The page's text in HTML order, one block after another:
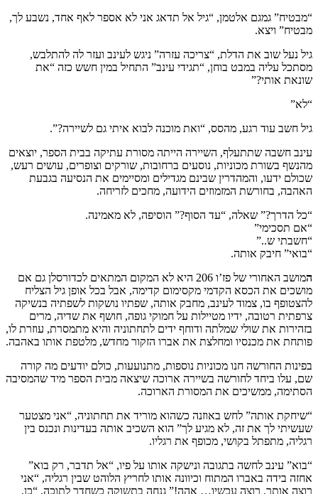
“מבטיח” גמגם אלטמן, “גיל אל תדאג אני לא אספר לאף אחד, נשבע לך,
מבטיח” ויצא.
גיל נעל שוב את הדלת, “צריכה עזרה” ניגש לעינב ועזר לה להתלבש,
מסתכל עליה במבט בוחן, “תגידי עינב” התחיל במין חשש כזה “את
שונאת אותי?”
“לא”
גיל חשב עוד רגע, מהסס, “ואת מוכנה לבוא איתי גם לשיירה?”.
עינב חשבה שתתעלף, השיירה הייתה מסורת עתיקה בבית הספר, יוצאים
מהנשף בשורת מכוניות, נוסעים ברחובות, שורקים וצופרים, עושים רעש,
שכולם ידעו, והמהדרין שבינם מגדילים ומסיימים את הנסיעה בגבעת
האהבה, בחורשת המזמוזים הידועה, מחכים לזריחה.
“כל הדרך?” שאלה, “עד הסוף?” הוסיפה, לא מאמינה.
“אם תסכימי”
“חשבתי ש..”
“בואי” חיבק אותה.
ה
מושב האחורי של פז’ו 206 היא לא המקום המתאים לכדורסלן גם אם
מושכים את הכסא הקדמי מקסימום קדימה, אבל בכל אופן גיל הצליח
להצטופף בו, צמוד לעינב, מחבק אותה, שפתיו נושקות לשפתיה בנשיקה
צרפתית רטובה, ידיו מטיילות על חמוקי גופה, חושף את שדיה, מרים
בזהירות את שולי שמלתה ודוחף ידים לתחתוניה והיא מתמסרת, עוזרת לו,
פותחת את מכנסיו ומחלצת את אברו הזקור מחדש, מלטפת אותו באהבה.
בפינות החורשה חנו מכוניות נוספות, מתנועעות, כולם יודעים מה קורה
שם, עלו ביחד לחורשה בשיירה ארוכה שיצאה מבית הספר מיד שהמסיבה
הסתימה, ממשיכים את המסורת הארוכה.
“שיחקת אותה” לחש באוזנה כשהוא מוריד את תחתוניה, “אני מצטער
שעשיתי לך את זה, לא מגיע לך” הוא השכיב אותה בעדינות ונכנס בין
רגליה, מתפתל בקושי, מכופף את רגליו.
“בוא” עינב לחשה בתגובה ונישקה אותו על פיו, “אל תדבר, רק בוא”
אחזה בידה באברו המתוח וכיוונה אותו לחריץ הלוהט שבין רגליה, “אני
רוצה אותך, רוצה עכשיו… אהה!” גנחה בתשוקה כשחדר לתוכה, “כן,